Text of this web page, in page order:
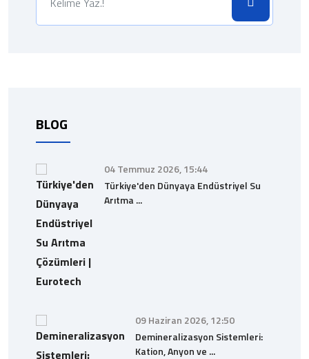
BLOG
04 Temmuz 2026, 15:44
Türkiye'den Dünyaya Endüstriyel Su
Arıtma ...
09 Haziran 2026, 12:50
Demineralizasyon Sistemleri:
Kation, Anyon ve ...